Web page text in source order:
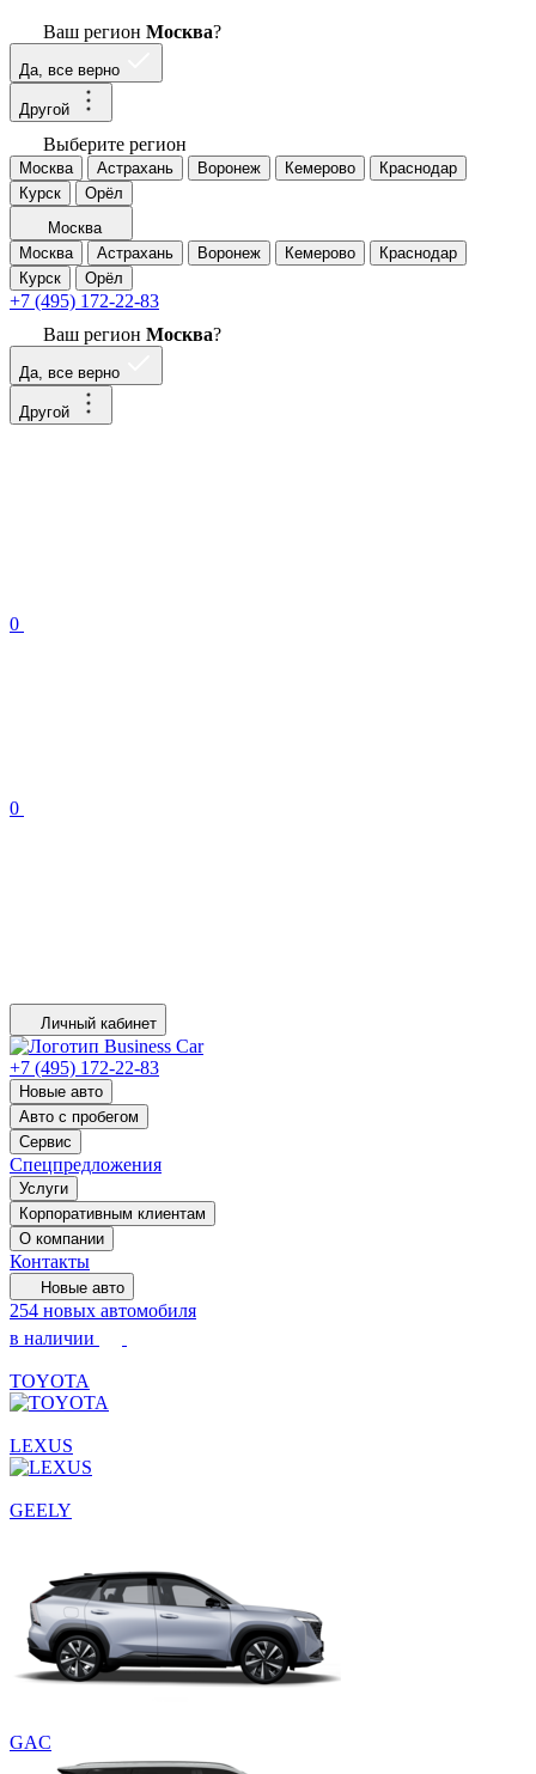
Ваш регион Москва?
Да, все верно
Другой
Выберите регион
Москва Астрахань Воронеж Кемерово
Краснодар
Курск
Орёл
Москва
Москва
Астрахань Воронеж Кемерово
Краснодар
Курск
Орёл
+7 (495) 172-22-83
Ваш регион Москва?
Да, все верно
Другой
0
0
Личный кабинет
+7 (495) 172-22-83
Новые авто
Авто с пробегом
Сервис
Спецпредложения
Услуги
Корпоративным клиентам
О компании
Контакты
Новые авто
254 новых автомобиля
в наличии
TOYOTA
LEXUS
GEELY
GAC